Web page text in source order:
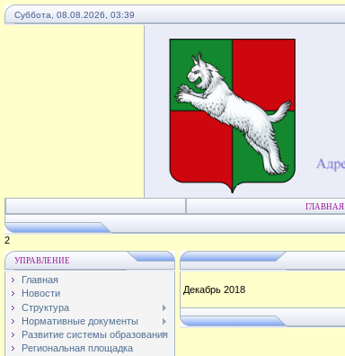
Суббота, 08.08.2026, 03:39
ГЛАВНАЯ
3
УПРАВЛЕНИЕ
Главная
Новости
Структура
Нормативные документы
Развитие системы образования
Региональная площадка
Декабрь 2018